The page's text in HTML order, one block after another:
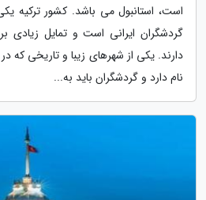
است، استانبول می باشد. کشور ترکیه
گردشگران ایرانی است و تمایل زیادی
دارند. یکی از شهرهای زیبا و تاریخی که
نام دارد و گردشگران باید به...